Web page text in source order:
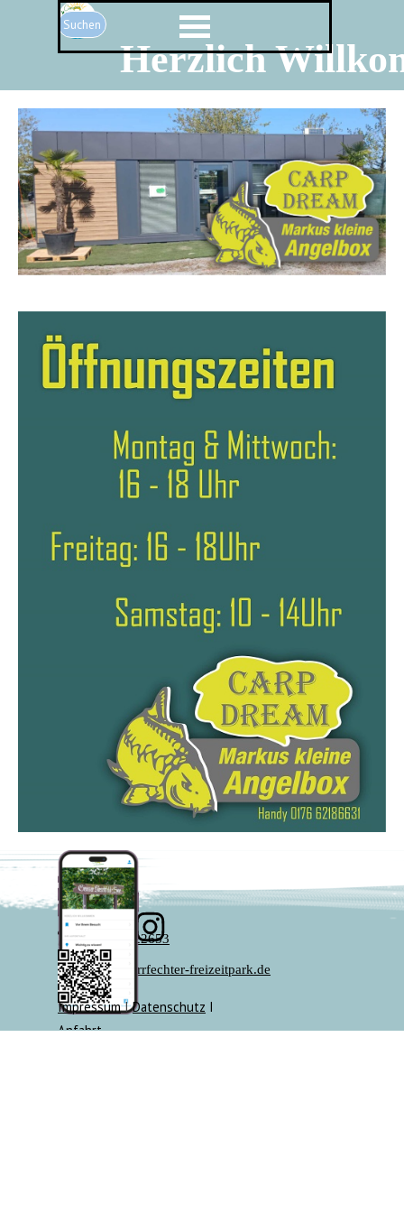
Direkt zum Seiteninhalt Menü überspringen
Herzlich
Suchen
07136 - 22653
info@sperrfechter-freizeitpark.de
ImpressumIDatenschutz I
Anfahrt